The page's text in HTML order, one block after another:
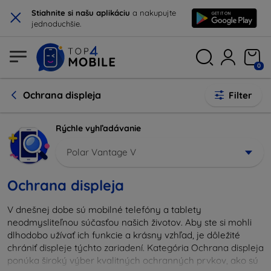
× Stiahnite si našu aplikáciu a nakupujte
jednoduchšie.
0
Ochrana displeja Filter
Rýchle vyhľadávanie
Polar Vantage V
Ochrana displeja
V dnešnej dobe sú mobilné telefóny a tablety
neodmysliteľnou súčasťou našich životov. Aby ste si mohli
dlhodobo užívať ich funkcie a krásny vzhľad, je dôležité
chrániť displeje týchto zariadení. Kategória Ochrana displeja
ponúka široký výber kvalitných ochranných prvkov, ako sú